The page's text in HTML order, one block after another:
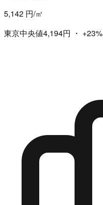
5,142 円/㎡
東京中央値4,194円 ・ +23%